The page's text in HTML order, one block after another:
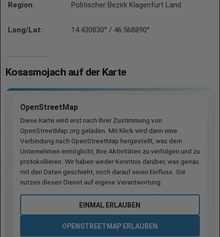
Region: Politischer Bezirk Klagenfurt Land
Long/Lat: 14.430830° / 46.568890°
Kosasmojach auf der Karte
OpenStreetMap
Diese Karte wird erst nach Ihrer Zustimmung von
OpenStreetMap.org geladen. Mit Klick wird dann eine
Verbindung nach OpenStreetMap hergestellt, was dem
Unternehmen ermöglicht, Ihre Aktivitäten zu verfolgen und zu
protokollieren. Wir haben weder Kenntnis darüber, was genau
mit den Daten geschieht, noch darauf einen Einfluss. Sie
nutzen diesen Dienst auf eigene Verantwortung.
EINMAL ERLAUBEN
OPENSTREETMAP ERLAUBEN